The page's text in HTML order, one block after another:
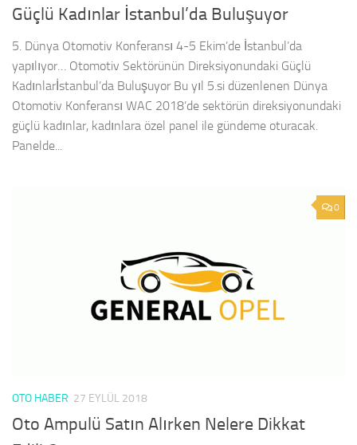
Güçlü Kadınlar İstanbul’da Buluşuyor
5. Dünya Otomotiv Konferansı 4-5 Ekim’de İstanbul’da
yapılıyor… Otomotiv Sektörünün Direksiyonundaki Güçlü
Kadınlarİstanbul’da Buluşuyor Bu yıl 5.si düzenlenen Dünya
Otomotiv Konferansı WAC 2018’de sektörün direksiyonundaki
güçlü kadınlar, kadınlara özel panel ile gündeme oturacak.
Panelde...
0
OTO HABER 27 EYLÜL 2018
Oto Ampulü Satın Alırken Nelere Dikkat